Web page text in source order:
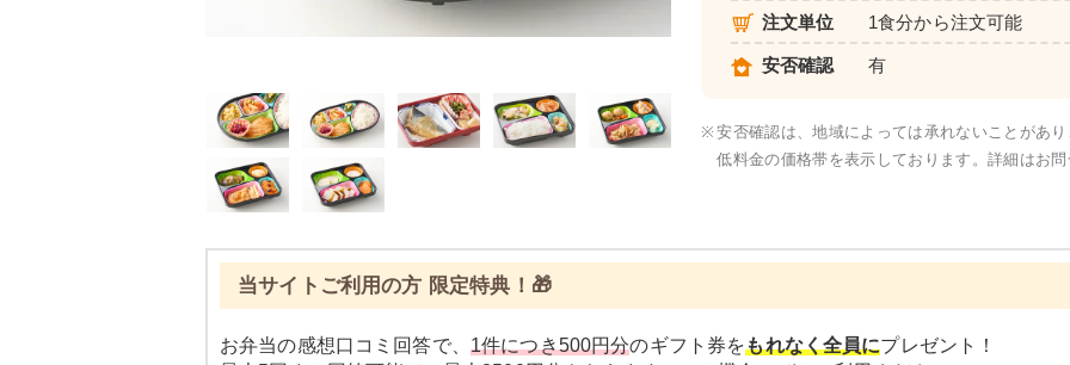
元気旬菜・元気旬菜プラス
注文単位 1食分から注文可能
安否確認 有
※ 安否確認は、地域によっては承れないことがあ
低料金の価格帯を表示しております。詳細はお
当サイトご利用の方 限定特典！🎁
お弁当の感想口コミ回答で、 1件につき500円分のギフト券をもれなく全員にプレゼント！